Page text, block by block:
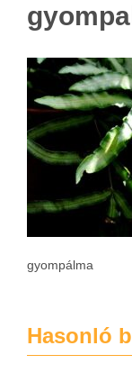
gyompálma
Hasonló